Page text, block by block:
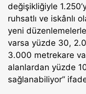
değişikliğiyle
ruhsatlı ve iskânlı
yeni
varsa yüzde 30,
3.000 metrekare
alanlardan yüzde
sağlanabiliyor”